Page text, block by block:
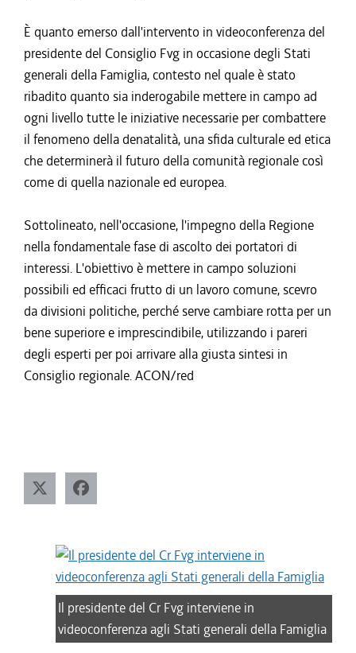
È quanto emerso dall'intervento in videoconferenza del
presidente del Consiglio Fvg in occasione degli Stati
generali della Famiglia, contesto nel quale è stato
ribadito quanto sia inderogabile mettere in campo ad
ogni livello tutte le iniziative necessarie per combattere
il fenomeno della denatalità, una sfida culturale ed etica
che determinerà il futuro della comunità regionale così
come di quella nazionale ed europea.
Sottolineato, nell'occasione, l'impegno della Regione
nella fondamentale fase di ascolto dei portatori di
interessi. L'obiettivo è mettere in campo soluzioni
possibili ed efficaci frutto di un lavoro comune, scevro
da divisioni politiche, perché serve cambiare rotta per un
bene superiore e imprescindibile, utilizzando i pareri
degli esperti per poi arrivare alla giusta sintesi in
Consiglio regionale. ACON/red
Il presidente del Cr Fvg interviene in
videoconferenza agli Stati generali della Famiglia